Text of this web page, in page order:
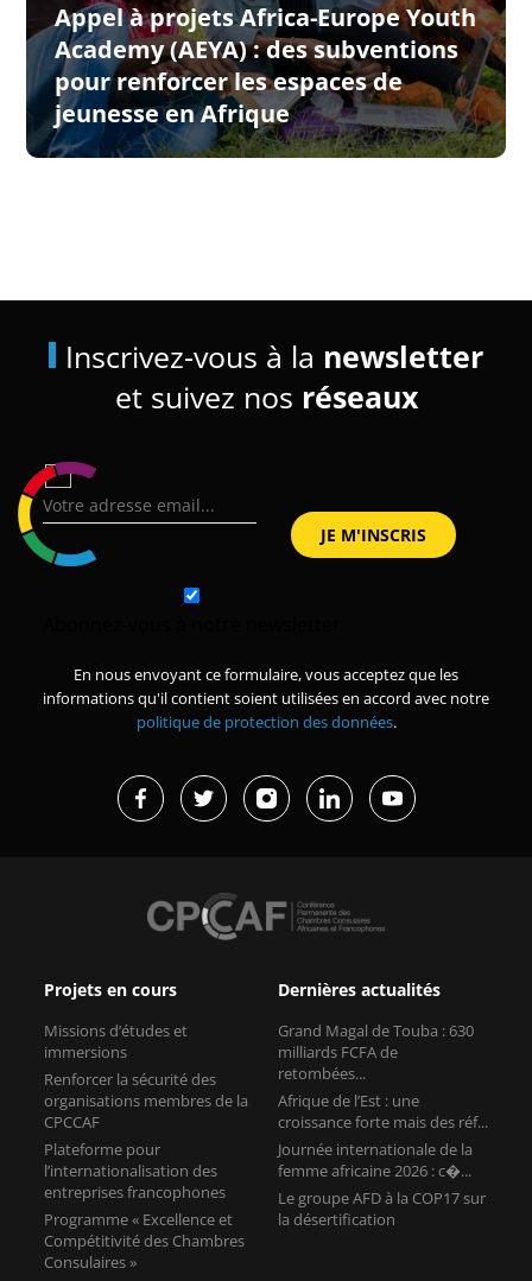
Appel à projets Africa-Europe Youth
Academy (AEYA) : des subventions
pour renforcer les espaces de
jeunesse en Afrique
Inscrivez-vous à la newsletter
et suivez nos réseaux
En nous envoyant ce formulaire, vous acceptez que les
informations qu'il contient soient utilisées en accord avec notre
politique de protection des données.
Projets en cours
Missions d’études et
immersions
Renforcer la sécurité des
organisations membres de la
CPCCAF
Plateforme pour
l’internationalisation des
entreprises francophones
Programme « Excellence et
Compétitivité des Chambres
Consulaires »
Dernières actualités
Grand Magal de Touba : 630
milliards FCFA de
retombées...
Afrique de l’Est : une
croissance forte mais des réf...
Journée internationale de la
femme africaine 2026 : c�...
Le groupe AFD à la COP17 sur
la désertification